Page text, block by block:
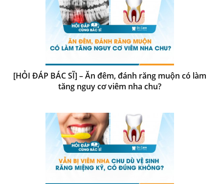
[HỎI ĐÁP BÁC SĨ] – Ăn đêm, đánh răng muộn có làm
tăng nguy cơ viêm nha chu?